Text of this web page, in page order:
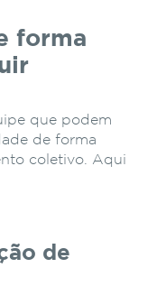
forma
que podem
de forma
coletivo. Aqui
de